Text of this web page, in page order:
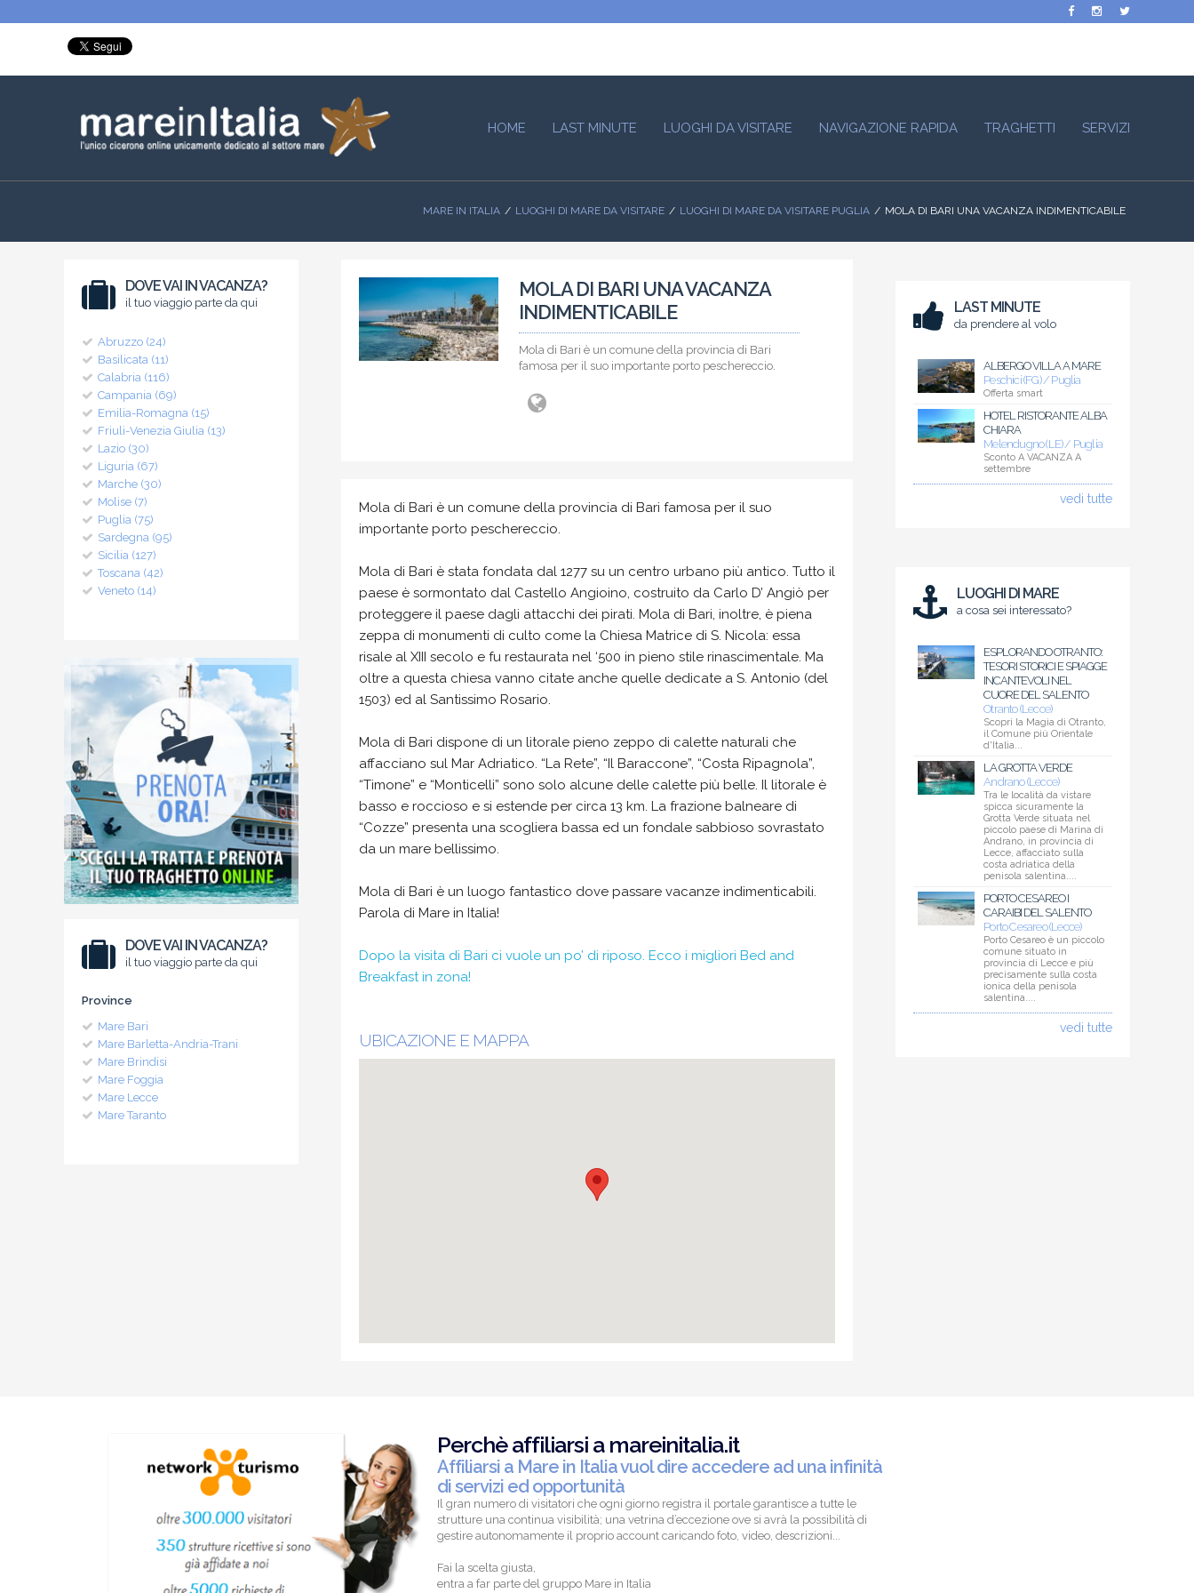
HOME LAST MINUTE LUOGHI DA VISITARE NAVIGAZIONE RAPIDA TRAGHETTI SERVIZI
MARE IN ITALIA LUOGHI DI MARE DA VISITARE LUOGHI DI MARE DA VISITARE PUGLIA MOLA DI BARI UNA VACANZA INDIMENTICABILE
DOVE VAI IN VACANZA?
il tuo viaggio parte da qui
Abruzzo (24)
Basilicata (11)
Calabria (116)
Campania (69)
Emilia-Romagna (15)
Friuli-Venezia Giulia (13)
Lazio (30)
Liguria (67)
Marche (30)
Molise (7)
Puglia (75)
Sardegna (95)
Sicilia (127)
Toscana (42)
Veneto (14)
DOVE VAI IN VACANZA?
il tuo viaggio parte da qui
Province
Mare Bari
Mare Barletta-Andria-Trani
Mare Brindisi
Mare Foggia
Mare Lecce
Mare Taranto
MOLA DI BARI UNA VACANZA
INDIMENTICABILE
Mola di Bari è un comune della provincia di Bari
famosa per il suo importante porto peschereccio.
Mola di Bari è un comune della provincia di Bari famosa per il suo
importante porto peschereccio.
Mola di Bari è stata fondata dal 1277 su un centro urbano più antico. Tutto il
paese è sormontato dal Castello Angioino, costruito da Carlo D’ Angiò per
proteggere il paese dagli attacchi dei pirati. Mola di Bari, inoltre, è piena
zeppa di monumenti di culto come la Chiesa Matrice di S. Nicola: essa
risale al XIII secolo e fu restaurata nel ‘500 in pieno stile rinascimentale. Ma
oltre a questa chiesa vanno citate anche quelle dedicate a S. Antonio (del
1503) ed al Santissimo Rosario.
Mola di Bari dispone di un litorale pieno zeppo di calette naturali che
affacciano sul Mar Adriatico. “La Rete”, “Il Baraccone”, “Costa Ripagnola”,
“Timone” e “Monticelli” sono solo alcune delle calette più belle. Il litorale è
basso e roccioso e si estende per circa 13 km. La frazione balneare di
“Cozze” presenta una scogliera bassa ed un fondale sabbioso sovrastato
da un mare bellissimo.
Mola di Bari è un luogo fantastico dove passare vacanze indimenticabili.
Parola di Mare in Italia!
Dopo la visita di Bari ci vuole un po’ di riposo. Ecco i migliori Bed and
Breakfast in zona!
UBICAZIONE E MAPPA
LAST MINUTE
da prendere al volo
ALBERGO VILLA A MARE
Peschici (FG) / Puglia
Offerta smart
HOTEL RISTORANTE ALBA
CHIARA
Melendugno (LE) / Puglia
Sconto A VACANZA A
settembre
vedi tutte
LUOGHI DI MARE
a cosa sei interessato?
ESPLORANDO OTRANTO:
TESORI STORICI E SPIAGGE
INCANTEVOLI NEL
CUORE DEL SALENTO
Otranto (Lecce)
Scopri la Magia di Otranto,
il Comune più Orientale
d'Italia...
LA GROTTA VERDE
Andrano (Lecce)
Tra le località da vistare
spicca sicuramente la
Grotta Verde situata nel
piccolo paese di Marina di
Andrano, in provincia di
Lecce, affacciato sulla
costa adriatica della
penisola salentina....
PORTO CESAREO I
CARAIBI DEL SALENTO
Porto Cesareo (Lecce)
Porto Cesareo è un piccolo
comune situato in
provincia di Lecce e più
precisamente sulla costa
ionica della penisola
salentina....
vedi tutte
Perchè affiliarsi a mareinitalia.it
Affiliarsi a Mare in Italia vuol dire accedere ad una infinità
di servizi ed opportunità
Il gran numero di visitatori che ogni giorno registra il portale garantisce a tutte le
strutture una continua visibilità; una vetrina d’eccezione ove si avrà la possibilità di
gestire autonomamente il proprio account caricando foto, video, descrizioni...
Fai la scelta giusta,
entra a far parte del gruppo Mare in Italia